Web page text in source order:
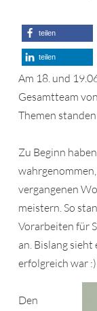
teilen
teilen
Am 18. und
Gesamtteam
Themen
Zu Beginn
vergangenen
meistern. So
Vorarbeiten für
an. Bislang sieht
erfolgreich war :)
Den